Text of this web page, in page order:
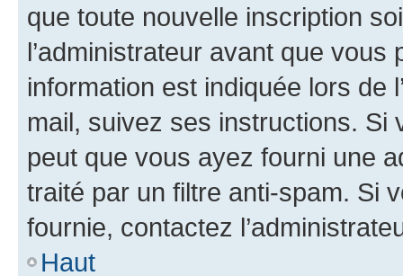
que toute nouvelle inscription
l’administrateur avant que
information est indiquée lors de
mail, suivez ses instructions. Si
peut que vous ayez fourni une
traité par un filtre anti-spam. Si
fournie, contactez
Haut